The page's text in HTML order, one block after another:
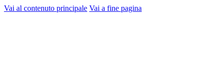
Vai al contenuto principale Vai a fine pagina